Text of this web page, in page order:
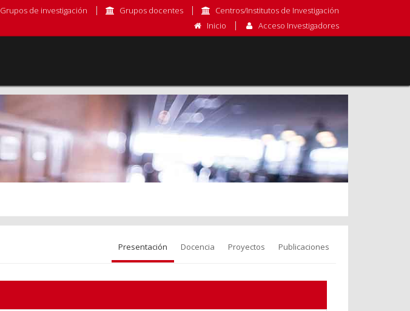
Grupos de investigación Grupos docentes
Centros/Institutos de Investigación
Inicio
Acceso Investigadores
Presentación Docencia Proyectos Publicaciones